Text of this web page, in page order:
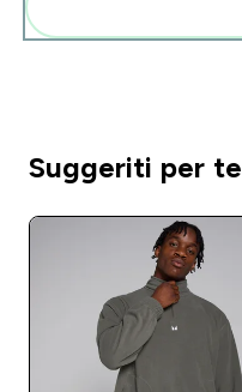
Suggeriti per te